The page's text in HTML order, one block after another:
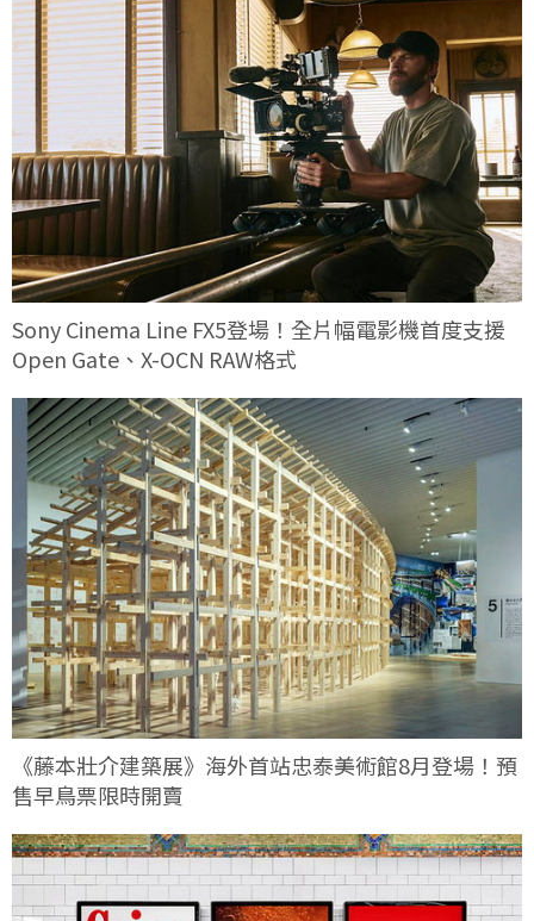
Sony Cinema Line FX5登場！全片幅電影機首度支援
Open Gate、X-OCN RAW格式
《藤本壯介建築展》海外首站忠泰美術館8月登場！預
售早鳥票限時開賣